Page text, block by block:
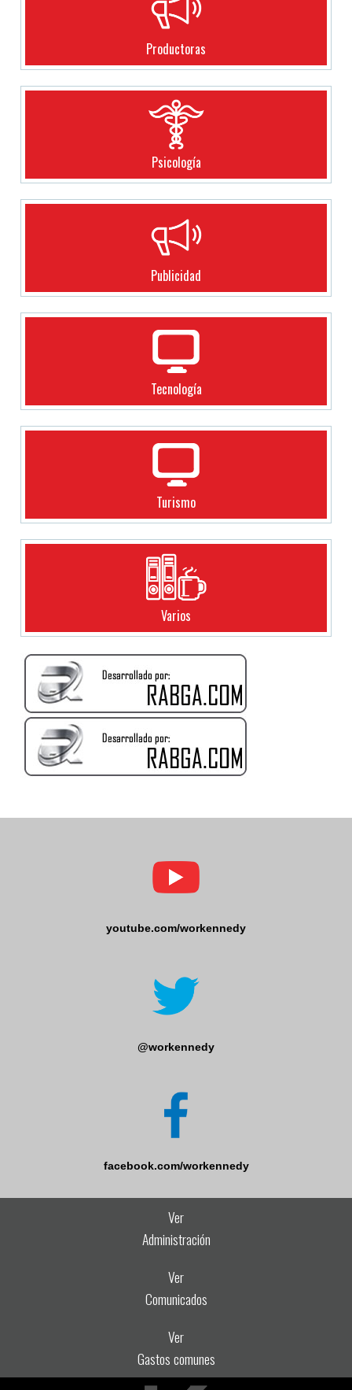
Productoras
Psicología
Publicidad
Tecnología
Turismo
Varios
youtube.com/workennedy
@workennedy
facebook.com/workennedy
Ver
Administración
Ver
Comunicados
Ver
Gastos comunes